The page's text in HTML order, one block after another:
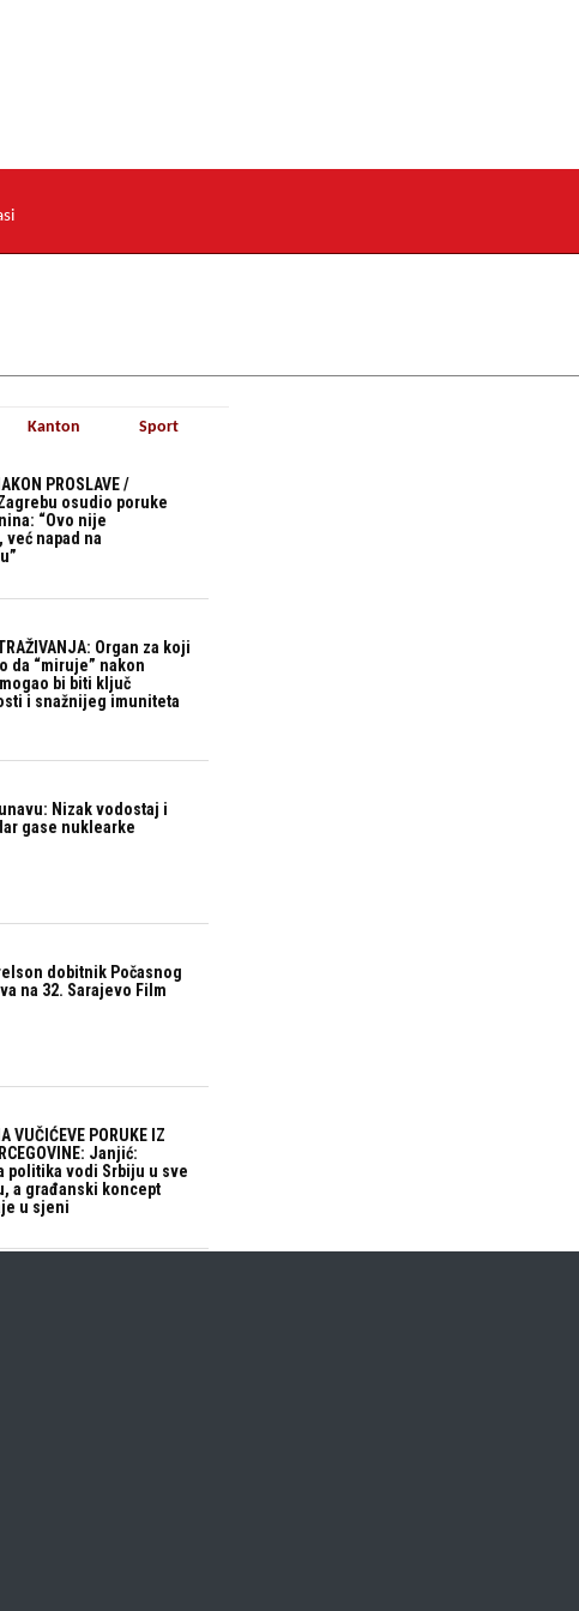
PROSLAVE /
osudio poruke
“Ovo nije
već napad na
Organ za koji
da “miruje” nakon
bi biti ključ
i snažnijeg imuniteta
Nizak vodostaj i
gase nuklearke
dobitnik Počasnog
na 32. Sarajevo Film
VUČIĆEVE PORUKE IZ
Janjić:
politika vodi Srbiju u sve
a građanski koncept
u sjeni
Kanton Sport